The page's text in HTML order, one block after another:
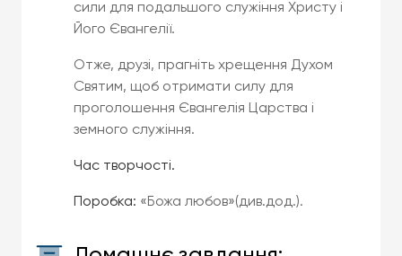
сили для подальшого служіння Христу і
Його Євангелії.
Отже, друзі, прагніть хрещення Духом
Святим, щоб отримати силу для
проголошення Євангелія Царства і
земного служіння.
Час творчості.
Поробка: «Божа любов»(див.дод.).